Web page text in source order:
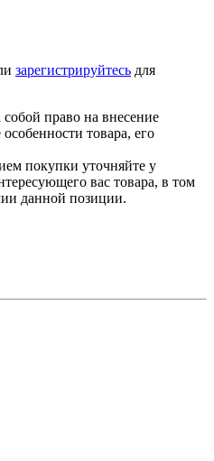
зарегистрируйтесь для
собой право на внесение
товара, его
покупки уточняйте у
вас товара, в том
данной позиции.